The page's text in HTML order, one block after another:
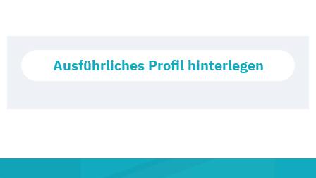
Ausführliches Profil hinterlegen